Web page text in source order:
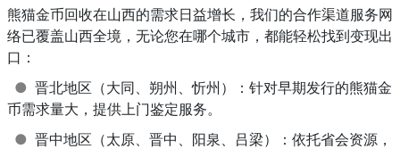
熊猫金币回收在山西的需求日益增长，我们的合作渠道服务网
络已覆盖山西全境，无论您在哪个城市，都能轻松找到变现出
口：
● 晋北地区（大同、朔州、忻州）：针对早期发行的熊猫金
币需求量大，提供上门鉴定服务。
● 晋中地区（太原、晋中、阳泉、吕梁）：依托省会资源，